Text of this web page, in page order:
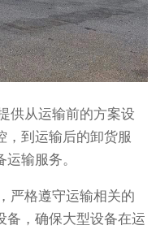
供从运输前的方案设
，到运输后的卸货服
输服务。
严格遵守运输相关的
备，确保大型设备在运